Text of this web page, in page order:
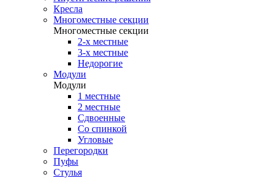
Кресла
Многоместные секции
Многоместные секции
2-х местные
3-х местные
Недорогие
Модули
Модули
1 местные
2 местные
Сдвоенные
Со спинкой
Угловые
Перегородки
Пуфы
Стулья